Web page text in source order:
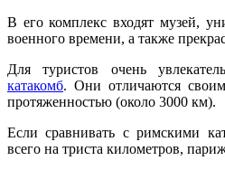
В его комплекс входят музей,
военного времени, а также
Для туристов очень
катакомб. Они отличаются
протяженностью (около 3000 км).
Если сравнивать с римскими
всего на триста километров,